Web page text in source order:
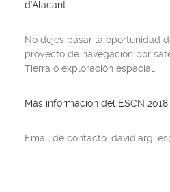
d’Alacant
No dejes pasar la oportunidad
proyecto de navegación por
Tierra o exploración espacial.
Más información del ESCN 2018
Email de contacto: